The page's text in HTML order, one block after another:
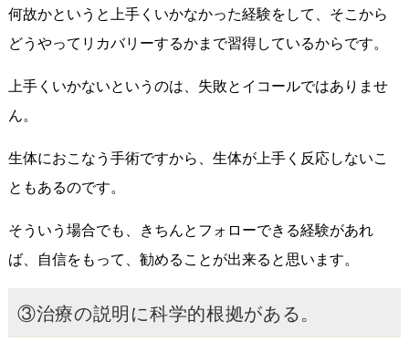
何故かというと上手くいかなかった経験をして、そこから
どうやってリカバリーするかまで習得しているからです。
上手くいかないというのは、失敗とイコールではありませ
ん。
生体におこなう手術ですから、生体が上手く反応しないこ
ともあるのです。
そういう場合でも、きちんとフォローできる経験があれ
ば、自信をもって、勧めることが出来ると思います。
③治療の説明に科学的根拠がある。